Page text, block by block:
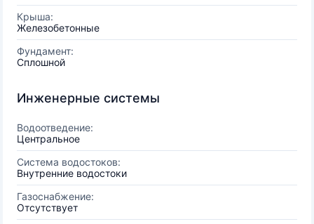
Крыша:
Железобетонные
Фундамент:
Сплошной
Инженерные системы
Водоотведение:
Центральное
Система водостоков:
Внутренние водостоки
Газоснабжение:
Отсутствует